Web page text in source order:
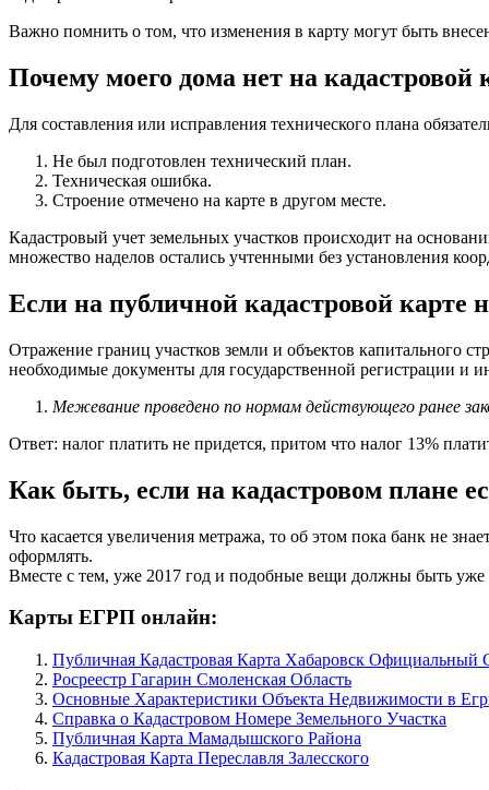
Важно помнить о том, что изменения в карту могут быть
Почему моего дома нет на кадастровой
Для составления или исправления технического плана
Не был подготовлен технический план.
Техническая ошибка.
Строение отмечено на карте в другом месте.
Кадастровый учет земельных участков происходит на
множество наделов остались учтенными без установления
Если на публичной кадастровой карте
Отражение границ участков земли и объектов капитального
необходимые документы для государственной регистрации и
Межевание проведено по нормам действующего ранее
Ответ: налог платить не придется, притом что налог 13%
Как быть, если на кадастровом плане
Что касается увеличения метража, то об этом пока банк не
оформлять.
Вместе с тем, уже 2017 год и подобные вещи должны быть
Карты ЕГРП онлайн:
Публичная Кадастровая Карта Хабаровск Официальный
Росреестр Гагарин Смоленская Область
Основные Характеристики Объекта Недвижимости в
Справка о Кадастровом Номере Земельного Участка
Публичная Карта Мамадышского Района
Кадастровая Карта Переславля Залесского